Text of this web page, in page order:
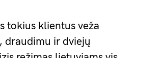
tokius klientus veža
draudimu ir dviejų